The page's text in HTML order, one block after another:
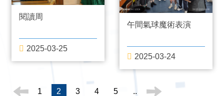
閱讀周
2025-03-25
午間氣球魔術表演
2025-03-24
1 2 3 4 5 ..